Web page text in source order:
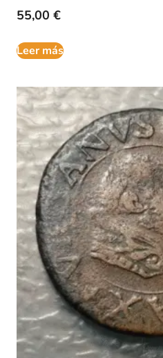
55,00 €
Leer más